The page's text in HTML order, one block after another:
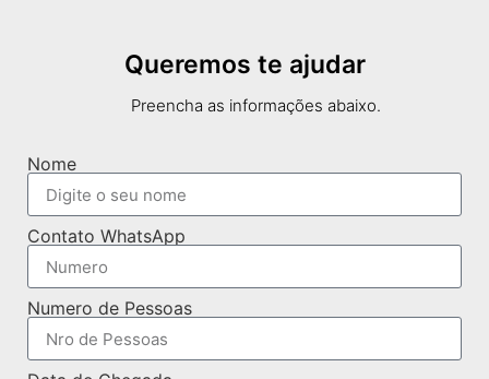
Queremos te ajudar
Preencha as informações abaixo.
Nome
Contato WhatsApp
Numero de Pessoas